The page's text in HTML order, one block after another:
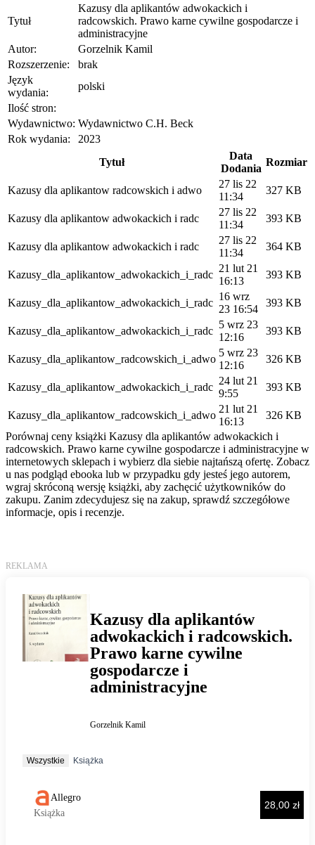
Tytuł
Kazusy dla aplikantów adwokackich i
radcowskich. Prawo karne cywilne gospodarcze i
administracyjne
Autor:
Gorzelnik Kamil
Rozszerzenie:
brak
Język
wydania:
polski
Ilość stron:
Wydawnictwo: Wydawnictwo C.H. Beck
Rok wydania:
2023
Tytuł
Data
Dodania
Rozmiar
Kazusy dla aplikantow radcowskich i adwo
27 lis 22
11:34
327 KB
Kazusy dla aplikantow adwokackich i radc
27 lis 22
11:34
393 KB
Kazusy dla aplikantow adwokackich i radc
27 lis 22
11:34
364 KB
Kazusy_dla_aplikantow_adwokackich_i_radc
21 lut 21
16:13
393 KB
Kazusy_dla_aplikantow_adwokackich_i_radc
16 wrz
23 16:54
393 KB
Kazusy_dla_aplikantow_adwokackich_i_radc
5 wrz 23
12:16
393 KB
Kazusy_dla_aplikantow_radcowskich_i_adwo
5 wrz 23
12:16
326 KB
Kazusy_dla_aplikantow_adwokackich_i_radc
24 lut 21
9:55
393 KB
Kazusy_dla_aplikantow_radcowskich_i_adwo
21 lut 21
16:13
326 KB
Porównaj ceny książki Kazusy dla aplikantów adwokackich i
radcowskich. Prawo karne cywilne gospodarcze i administracyjne w
internetowych sklepach i wybierz dla siebie najtańszą ofertę. Zobacz
u nas podgląd ebooka lub w przypadku gdy jesteś jego autorem,
wgraj skróconą wersję książki, aby zachęcić użytkowników do
zakupu. Zanim zdecydujesz się na zakup, sprawdź szczegółowe
informacje, opis i recenzje.